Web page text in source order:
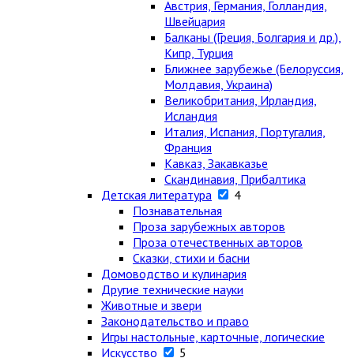
Австрия, Германия, Голландия,
Швейцария
Балканы (Греция, Болгария и др.),
Кипр, Турция
Ближнее зарубежье (Белоруссия,
Молдавия, Украина)
Великобритания, Ирландия,
Исландия
Италия, Испания, Португалия,
Франция
Кавказ, Закавказье
Скандинавия, Прибалтика
Детская литература
4
Познавательная
Проза зарубежных авторов
Проза отечественных авторов
Сказки, стихи и басни
Домоводство и кулинария
Другие технические науки
Животные и звери
Законодательство и право
Игры настольные, карточные, логические
Искусство
5